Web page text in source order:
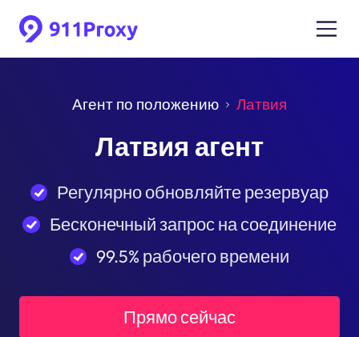
Агент по положению Латвия
Латвия агент
Регулярно обновляйте резервуар
Бесконечный запрос на соединение
99.5% рабочего времени
Прямо сейчас